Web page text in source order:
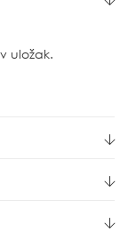
uložak.